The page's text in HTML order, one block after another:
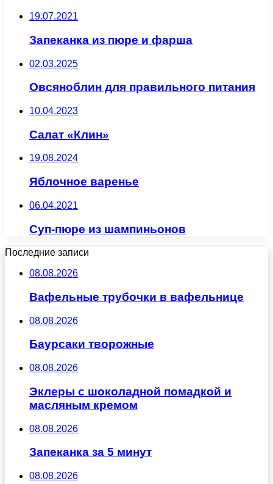
19.07.2021
Запеканка из пюре и фарша
02.03.2025
Овсяноблин для правильного питания
10.04.2023
Салат «Клин»
19.08.2024
Яблочное варенье
06.04.2021
Суп-пюре из шампиньонов
Последние записи
08.08.2026
Вафельные трубочки в вафельнице
08.08.2026
Баурсаки творожные
08.08.2026
Эклеры с шоколадной помадкой и
масляным кремом
08.08.2026
Запеканка за 5 минут
08.08.2026